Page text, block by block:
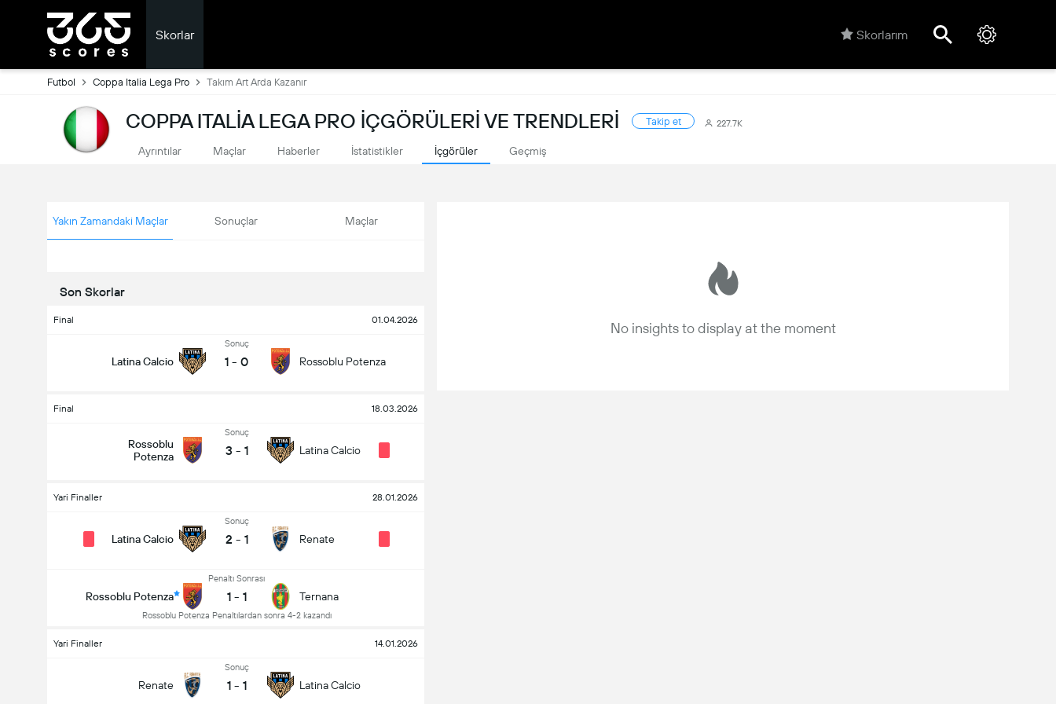
Skorlar Skorlarım
Futbol Coppa Italia Lega Pro Takım Art Arda Kazanır
COPPA ITALIA LEGA PRO İÇGÖRÜLERI VE TRENDLERI Takip et 227.7K
Ayrıntılar Maçlar Haberler İstatistikler İçgörüler Geçmiş
Yakın Zamandaki Maçlar Sonuçlar Maçlar
Son Skorlar
Final 01.04.2026
Latina Calcio
Sonuç
1 - 0 Rossoblu Potenza
Final 18.03.2026
Rossoblu
Potenza
Sonuç
3 - 1 Latina Calcio
Yari Fi̇naller 28.01.2026
Latina Calcio
Sonuç
2 - 1 Renate
Rossoblu Potenza
Penaltı Sonrası
1 - 1
Rossoblu Potenza Penaltılardan sonra 4-2 kazandı
Ternana
Yari Fi̇naller 14.01.2026
Renate
Sonuç
1 - 1 Latina Calcio
No insights to display at the moment